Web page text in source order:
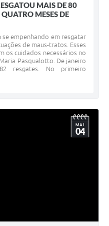
MAIS DE 80
MESES DE
empenhando em resgatar
de maus-tratos. Esses
os cuidados necessários no
Pasqualotto. De janeiro
resgates. No primeiro
MAI
04